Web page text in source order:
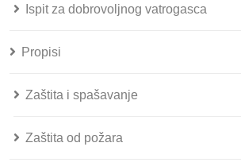
Ispit za dobrovoljnog vatrogasca
Propisi
Zaštita i spašavanje
Zaštita od požara